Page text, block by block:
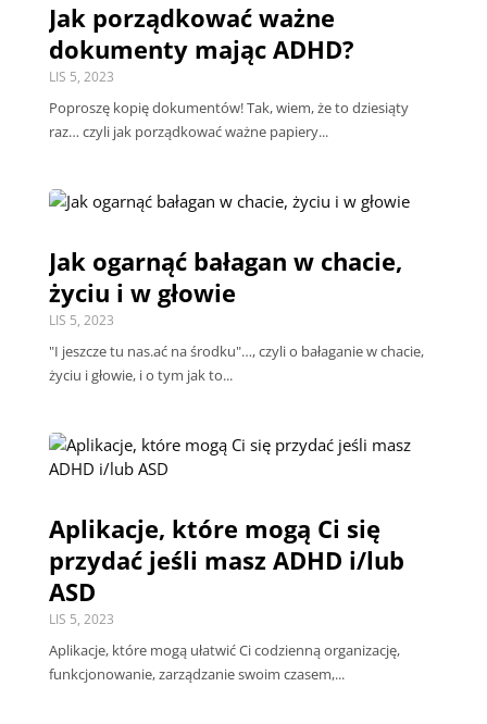
Jak porządkować ważne
dokumenty mając ADHD?
LIS 5, 2023
Poproszę kopię dokumentów! Tak, wiem, że to dziesiąty
raz… czyli jak porządkować ważne papiery...
Jak ogarnąć bałagan w chacie,
życiu i w głowie
LIS 5, 2023
"I jeszcze tu nas.ać na środku"…, czyli o bałaganie w chacie,
życiu i głowie, i o tym jak to...
Aplikacje, które mogą Ci się
przydać jeśli masz ADHD i/lub
ASD
LIS 5, 2023
Aplikacje, które mogą ułatwić Ci codzienną organizację,
funkcjonowanie, zarządzanie swoim czasem,...